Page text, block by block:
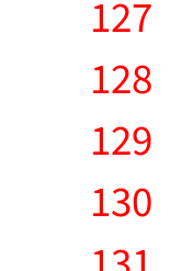
127
128
129
130